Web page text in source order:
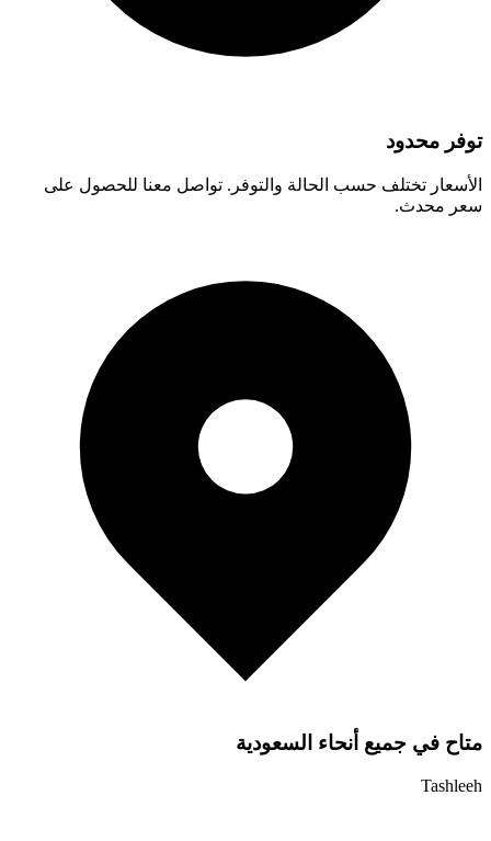
توفر محدود
الأسعار تختلف حسب الحالة والتوفر. تواصل معنا للحصول على
سعر محدث.
متاح في جميع أنحاء السعودية
Tashleeh